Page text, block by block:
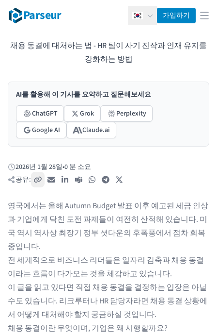
Parseur 한국어가입하기 메
채용 동결에 대처하는 법 - HR 팀이 사기 진작과 인재 유지를
강화하는 방법
AI를 활용해 이 기사를 요약하고 질문해보세요
ChatGPT
Grok
Perplexity
Google AI
Claude.ai
게시됨:
2026년 1월 28일•0 분 소요
공유:
링크 복사이메일LinkedIn
Teams WhatsAppTelegram
영국에서는 올해 Autumn Budget발표 이후 예고된 세금 인상
과 기업에게 닥친 도전 과제들이 여전히 산적해 있습니다. 미
국 역시 역사상 최장기 정부 셧다운의 후폭풍에서 점차 회복
중입니다.
전 세계적으로 비즈니스 리더들은 일자리 감축과 채용 동결
이라는 흐름이 다가오는 것을 체감하고 있습니다.
이 글을 읽고 있다면 직접 채용 동결을 결정하는 입장은 아닐
수도 있습니다. 리크루터나 HR 담당자라면 채용 동결 상황에
서 어떻게 대처해야 할지 궁금하실 것입니다.
채용 동결이란 무엇이며, 기업은 왜 시행할까요?